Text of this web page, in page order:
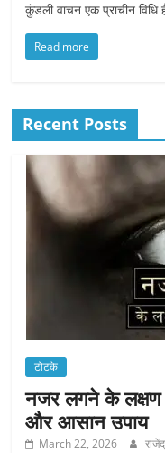
कुंडली वाचन एक प्राचीन
Read more
Recent Posts
टोटके
नजर लगने के
और आसान उपाय
March 22, 2026